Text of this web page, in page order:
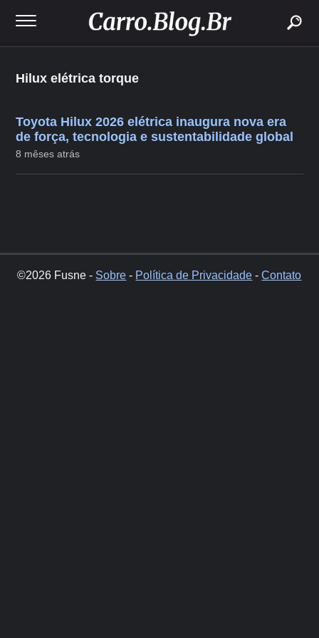
Hilux elétrica torque
Toyota Hilux 2026 elétrica inaugura nova era
de força, tecnologia e sustentabilidade global
8 mêses atrás
©2026 Fusne - Sobre - Política de Privacidade -Contato